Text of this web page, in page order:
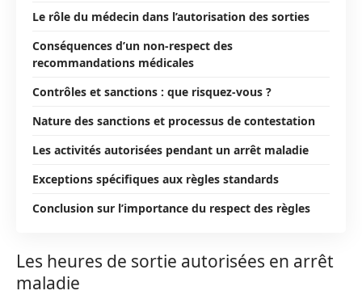
Le rôle du médecin dans l’autorisation des sorties
Conséquences d’un non-respect des
recommandations médicales
Contrôles et sanctions : que risquez-vous ?
Nature des sanctions et processus de contestation
Les activités autorisées pendant un arrêt maladie
Exceptions spécifiques aux règles standards
Conclusion sur l’importance du respect des règles
Les heures de sortie autorisées en arrêt
maladie